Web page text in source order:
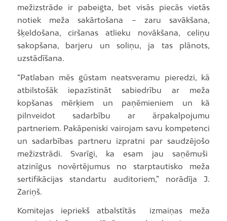
mežizstrāde ir pabeigta, bet visās piecās vietās
notiek meža sakārtošana – zaru savākšana,
šķeldošana, ciršanas atlieku novākšana, celiņu
sakopšana, barjeru un soliņu, ja tas plānots,
uzstādīšana.
“Patlaban mēs gūstam neatsveramu pieredzi, kā
atbilstošāk iepazīstināt sabiedrību ar meža
kopšanas mērķiem un paņēmieniem un kā
pilnveidot sadarbību ar ārpakalpojumu
partneriem. Pakāpeniski vairojam savu kompetenci
un sadarbības partneru izpratni par saudzējošo
mežizstrādi. Svarīgi, ka esam jau saņēmuši
atzinīgus novērtējumus no starptautisko meža
sertifikācijas standartu auditoriem,” norādīja J.
Zariņš.
Komitejas iepriekš atbalstītās izmaiņas meža